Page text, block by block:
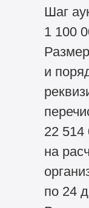
Шаг
1 100
и
22 514
на
по 24